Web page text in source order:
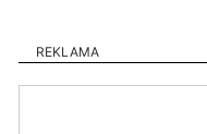
REKLAMA